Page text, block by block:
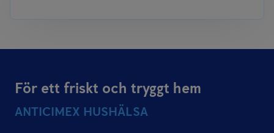
För ett friskt och tryggt hem
ANTICIMEX HUSHÄLSA